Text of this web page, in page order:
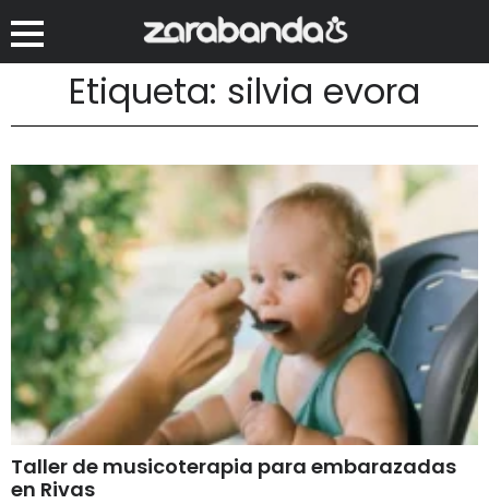
Etiqueta: silvia evora
Taller de musicoterapia para embarazadas
en Rivas